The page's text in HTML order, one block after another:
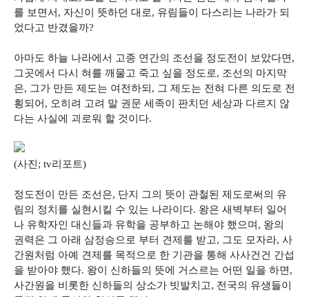
를 보면서, 자신이 뜻하던 대로, 유림들이 다스리는 나라가 되
었다고 반겼을까?
아마도 하늘 나라에서 고종 연간의 조선을 정도전이 보았다면,
그곳에서 다시 혀를 깨물고 죽고 싶을 정도로, 조선의 마지막
은, 그가 만든 제도는 여전하되, 그 제도는 전혀 다른 의도로 전
횡되어, 오히려 고려 말 권문 세족이 판치던 세상과 다르지 않
다는 사실에 괴로워 할 것이다.
(사진; tv리포트)
정도전이 만든 조선은, 단지 그의 뜻이 관철된 제도로써의 유
림의 정치를 실현시킬 수 있는 나라이다. 왕은 새벽부터 일어
나 유학자인 대신들과 유학을 공부하고 논해야 했으며, 왕의
권력은 그 아래 삼정승으로 부터 견제를 받고, 그도 모자라, 사
간원처럼 아예 견제를 목적으로 한 기관을 통해 사사건건 간섭
을 받아야 했다. 왕이 신하들의 뜻에 거스르는 어떤 일을 하면,
사간원을 비롯한 신하들의 상소가 빗발치고, 전국의 유생들이